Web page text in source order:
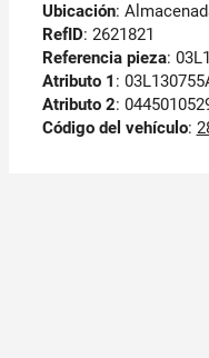
Ubicación:
RefID: 2621821
Referencia pieza:
Atributo 1 :
Atributo 2:
Código del vehículo: